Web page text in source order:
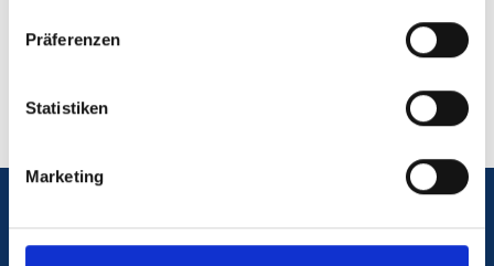
Präferenzen
Statistiken
Marketing
Notfall